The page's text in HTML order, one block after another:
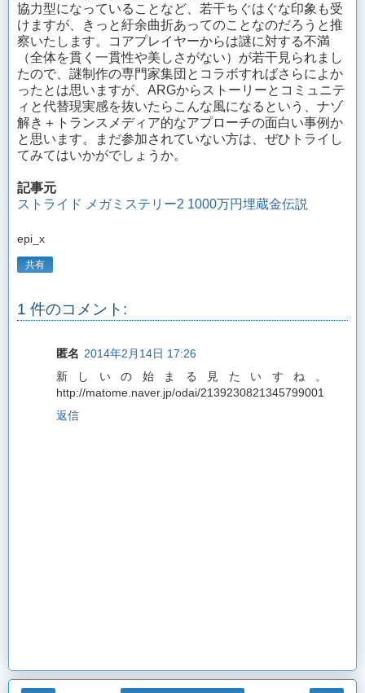
協力型になっていることなど、若干ちぐはぐな印象も受
けますが、きっと紆余曲折あってのことなのだろうと推
察いたします。コアプレイヤーからは謎に対する不満
（全体を貫く一貫性や美しさがない）が若干見られまし
たので、謎制作の専門家集団とコラボすればさらによか
ったとは思いますが、ARGからストーリーとコミュニテ
ィと代替現実感を抜いたらこんな風になるという、ナゾ
解き＋トランスメディア的なアプローチの面白い事例か
と思います。まだ参加されていない方は、ぜひトライし
てみてはいかがでしょうか。
記事元
ストライド メガミステリー2 1000万円埋蔵金伝説
epi_x
共有
1 件のコメント:
匿名 2014年2月14日 17:26
新しいの始まる見たいすね。
http://matome.naver.jp/odai/2139230821345799001
返信